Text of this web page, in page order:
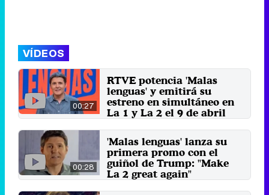
VÍDEOS
00:27
RTVE potencia 'Malas
lenguas' y emitirá su
estreno en simultáneo en
La 1 y La 2 el 9 de abril
de abril de 18:45h a ...
6 de abril 2025
00:28
'Malas lenguas' lanza su
primera promo con el
guiñol de Trump: "Make
La 2 great again"